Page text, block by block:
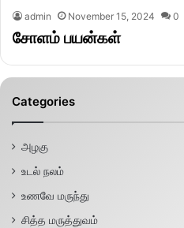
admin November 15, 2024 0
சோளம் பயன்கள்
Categories
அழகு
உடல் நலம்
உணவே மருந்து
சித்த மருத்துவம்